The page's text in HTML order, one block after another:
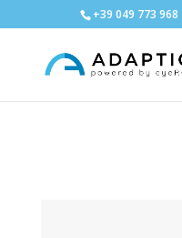
+39 049 773 968